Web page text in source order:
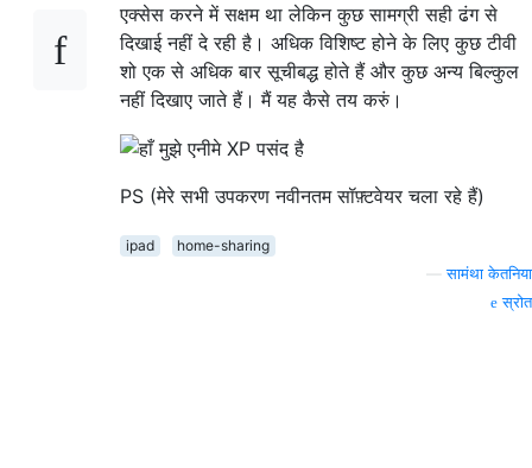
एक्सेस करने में सक्षम था लेकिन कुछ सामग्री सही ढंग से
दिखाई नहीं दे रही है। अधिक विशिष्ट होने के लिए कुछ टीवी
शो एक से अधिक बार सूचीबद्ध होते हैं और कुछ अन्य बिल्कुल
नहीं दिखाए जाते हैं। मैं यह कैसे तय करुं।
PS (मेरे सभी उपकरण नवीनतम सॉफ़्टवेयर चला रहे हैं)
ipad
home-sharing
—सामंथा केतनिया
स्रोत